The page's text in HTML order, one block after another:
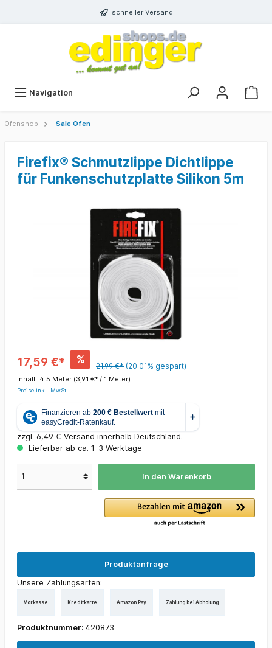
schneller Versand
Navigation
Ofenshop Sale Ofen
Firefix® Schmutzlippe Dichtlippe
für Funkenschutzplatte Silikon 5m
17,59 €* %
21,99 €* (20.01% gespart)
Inhalt: 4.5 Meter (3,91 €* / 1 Meter)
Preise inkl. MwSt.
zzgl. 6,49 € Versand innerhalb Deutschland.
Lieferbar ab ca. 1-3 Werktage
In den Warenkorb
Produktanfrage
Unsere Zahlungsarten:
Vorkasse Kreditkarte Amazon Pay Zahlung bei Abholung
Produktnummer: 420873